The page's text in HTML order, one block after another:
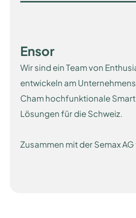
Ensor
Wir sind ein Team von
entwickeln am
Cham hochfunktionale
Lösungen für die Schweiz.
Zusammen mit der Semax
vertreiben wir intelligente
Energieversorger und private